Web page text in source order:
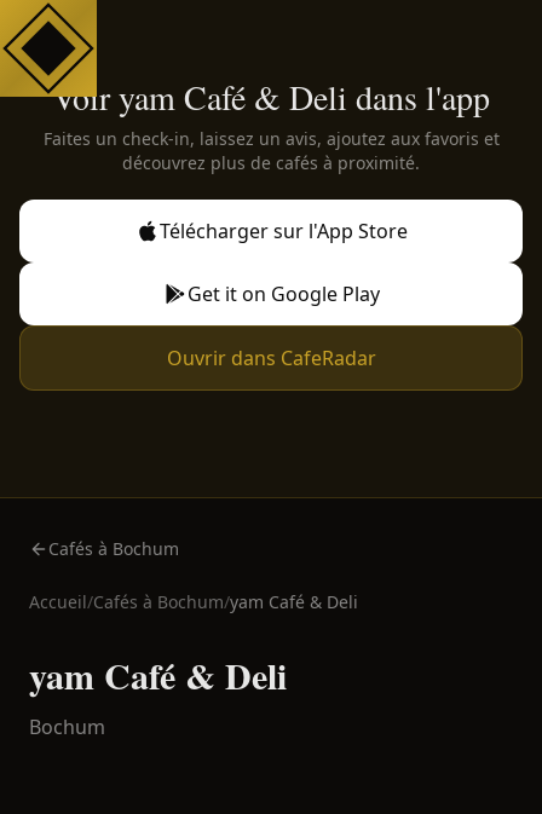
Voir yam Café & Deli dans l'app
Faites un check-in, laissez un avis, ajoutez aux favoris et
découvrez plus de cafés à proximité.
Télécharger sur l'App Store
Get it on Google Play
Ouvrir dans CafeRadar
Cafés à Bochum
Accueil/Cafés à Bochum/yam Café & Deli
yam Café & Deli
Bochum